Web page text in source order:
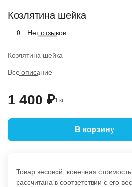
Козлятина шейка
0 Нет отзывов
Козлятина шейка
Все описание
1 400 ₽1 кг
В корзину
Товар весовой, конечная
рассчитана в соответствии с его